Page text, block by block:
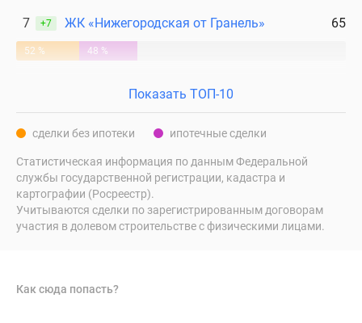
7 +7 ЖК «Нижегородская от Гранель» 65
52 % 48 %
Показать ТОП-10
сделки без ипотеки ипотечные сделки
Статистическая информация по данным Федеральной
службы государственной регистрации, кадастра и
картографии (Росреестр).
Учитываются сделки по зарегистрированным договорам
участия в долевом строительстве с физическими лицами.
Как сюда попасть?